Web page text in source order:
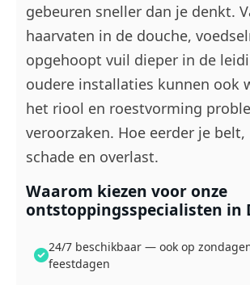
gebeuren sneller dan je denkt.
haarvaten in de douche,
opgehoopt vuil dieper in de
oudere installaties kunnen ook
het riool en roestvorming
veroorzaken. Hoe eerder je
schade en overlast.
Waarom kiezen voor onze
ontstoppingsspecialisten in
24/7 beschikbaar — ook op
feestdagen